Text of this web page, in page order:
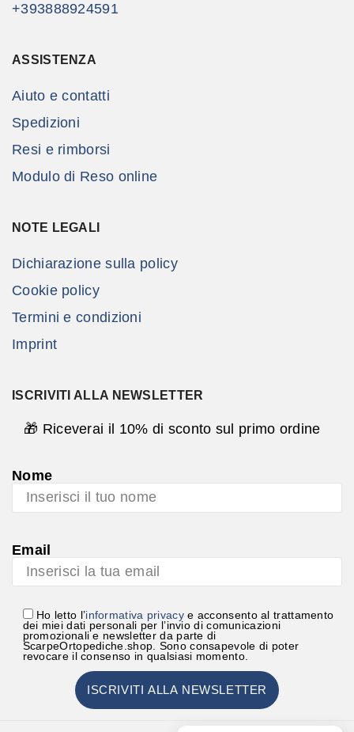
+393888924591
ASSISTENZA
Aiuto e contatti
Spedizioni
Resi e rimborsi
Modulo di Reso online
NOTE LEGALI
Dichiarazione sulla policy
Cookie policy
Termini e condizioni
Imprint
ISCRIVITI ALLA NEWSLETTER
🎁 Riceverai il 10% di sconto sul primo ordine
Nome
Email
Ho letto l’informativa privacye acconsento al trattamento
dei miei dati personali per l’invio di comunicazioni
promozionali e newsletter da parte di
ScarpeOrtopediche.shop. Sono consapevole di poter
revocare il consenso in qualsiasi momento.